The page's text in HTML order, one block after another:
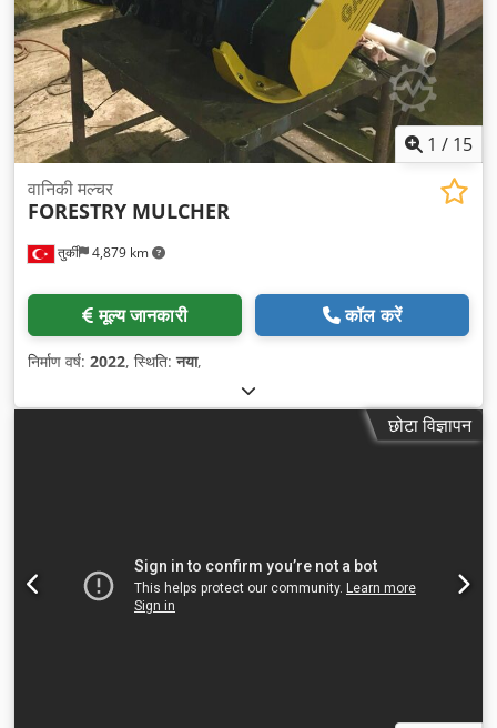
1 / 15
तुर्की 4,879 km
वानिकी मल्चर
FORESTRY MULCHER
मूल्य जानकारी कॉल करें
निर्माण वर्ष: 2022, स्थिति:नया,
छोटा विज्ञापन